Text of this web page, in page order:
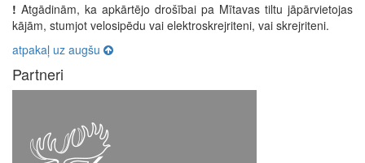
! Atgādinām, ka apkārtējo drošībai pa Mītavas tiltu jāpārvietojas
kājām, stumjot velosipēdu vai elektroskrejriteni, vai skrejriteni.
atpakaļ uz augšu
Partneri